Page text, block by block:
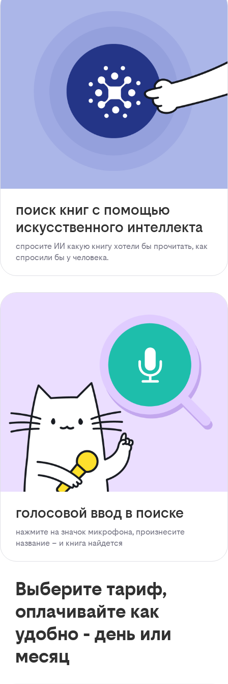
поиск книг с помощью
искусственного интеллекта
спросите ИИ какую книгу хотели бы прочитать, как
спросили бы у человека.
голосовой ввод в поиске
нажмите на значок микрофона, произнесите
название – и книга найдется
Выберите тариф,
оплачивайте как
удобно - день или
месяц